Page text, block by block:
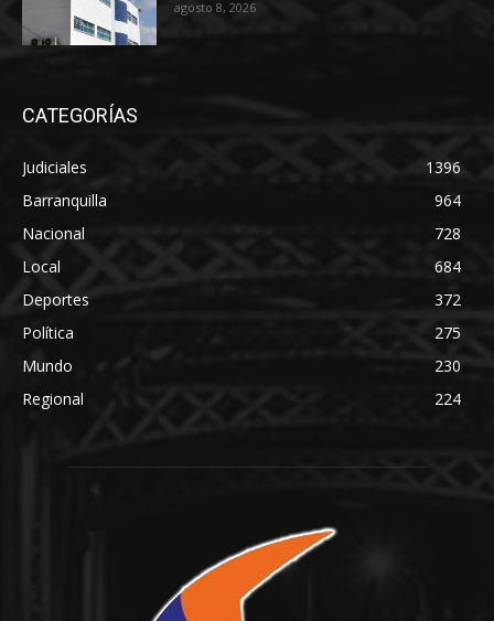
agosto 8, 2026
CATEGORÍAS
Judiciales
1396
Barranquilla
964
Nacional
728
Local
684
Deportes
372
Política
275
Mundo
230
Regional
224